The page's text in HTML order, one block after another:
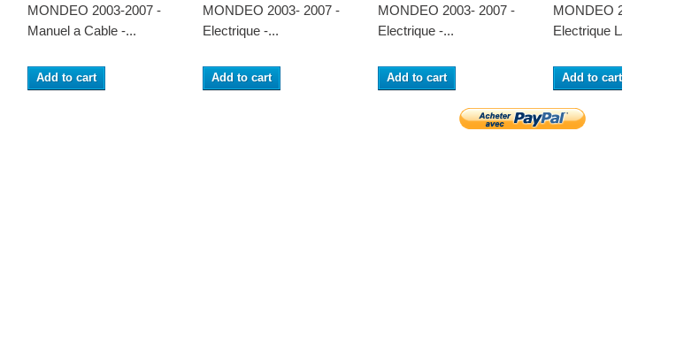
MONDEO 2003-2007 -
Manuel a Cable -...
Add to cart
MONDEO 2003- 2007 -
Electrique -...
Add to cart
MONDEO 2003- 2007 -
Electrique -...
Add to cart
MONDEO 2003- 2007 -
Electrique LAMP...
Add to cart